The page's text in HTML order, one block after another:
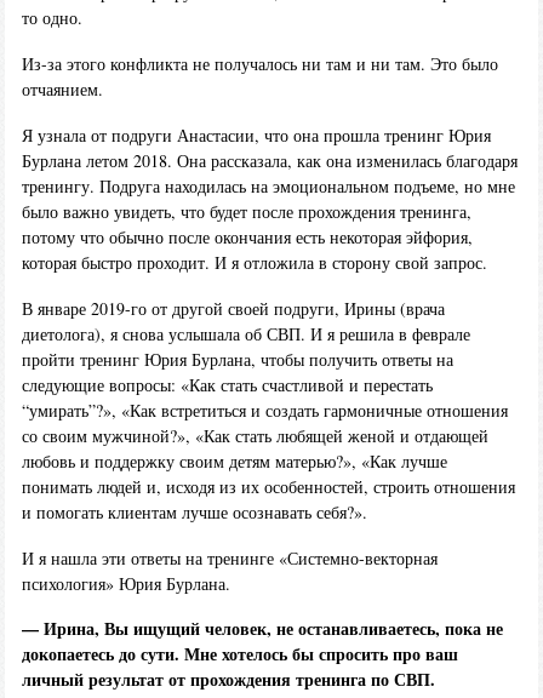
то одно.
Из-за этого конфликта не получалось ни там и ни там. Это было
отчаянием.
Я узнала от подруги Анастасии, что она прошла тренинг Юрия
Бурлана летом 2018. Она рассказала, как она изменилась благодаря
тренингу. Подруга находилась на эмоциональном подъеме, но мне
было важно увидеть, что будет после прохождения тренинга,
потому что обычно после окончания есть некоторая эйфория,
которая быстро проходит. И я отложила в сторону свой запрос.
В январе 2019-го от другой своей подруги, Ирины (врача
диетолога), я снова услышала об СВП. И я решила в феврале
пройти тренинг Юрия Бурлана, чтобы получить ответы на
следующие вопросы: «Как стать счастливой и перестать
“умирать”?», «Как встретиться и создать гармоничные отношения
со своим мужчиной?», «Как стать любящей женой и отдающей
любовь и поддержку своим детям матерью?», «Как лучше
понимать людей и, исходя из их особенностей, строить отношения
и помогать клиентам лучше осознавать себя?».
И я нашла эти ответы на тренинге «Системно-векторная
психология» Юрия Бурлана.
— Ирина, Вы ищущий человек, не останавливаетесь, пока не
докопаетесь до сути. Мне хотелось бы спросить про ваш
личный результат от прохождения тренинга по СВП.